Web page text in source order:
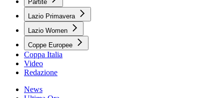
Partite
Lazio Primavera
Lazio Women
Coppe Europee
Coppa Italia
Video
Redazione
News